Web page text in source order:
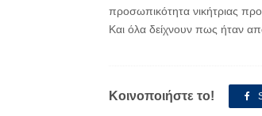
προσωπικότητα νικήτριας
Και όλα δείχνουν πως ήταν
Κοινοποιήστε το!